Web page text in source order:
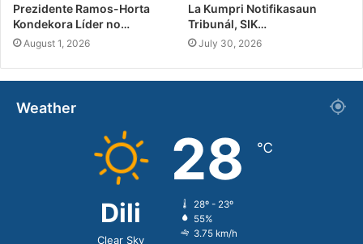
Prezidente Ramos-Horta
Kondekora Líder no…
August 1, 2026
La Kumpri Notifikasaun
Tribunál, SIK…
July 30, 2026
Weather
Dili
Clear Sky
28 ℃
28º - 23º
55%
3.75 km/h